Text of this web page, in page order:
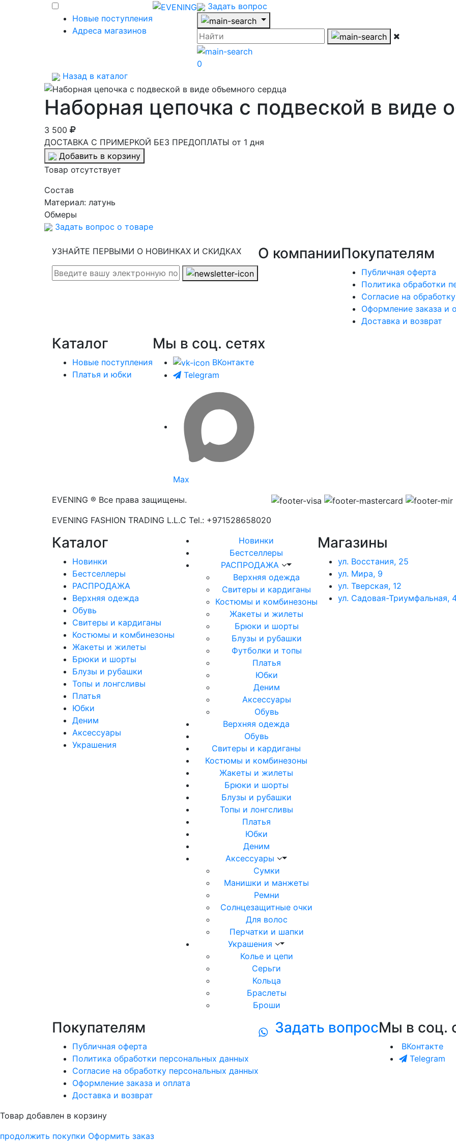
Новые поступления
Адреса магазинов
Задать вопрос
0
Назад в каталог
Наборная цепочка с подвеской в виде
3 500
ДОСТАВКА С ПРИМЕРКОЙ БЕЗ ПРЕДОПЛАТЫ от 1 дня
Добавить в корзину
Товар отсутствует
Cостав
Материал: латунь
Обмеры
Задать вопрос о товаре
УЗНАЙТЕ ПЕРВЫМИ О НОВИНКАХ И СКИДКАХ О компанииПокупателям
Публичная оферта
Политика обработки
Согласие на
Оформление заказа и
Доставка и возврат
Каталог
Новые поступления
Платья и юбки
Мы в соц. сетях
ВКонтакте
Telegram
Max
EVENING ® Все права защищены.
EVENING FASHION TRADING L.L.C Tel.: +971528658020
Каталог
Новинки
Бестселлеры
РАСПРОДАЖА
Верхняя одежда
Обувь
Свитеры и кардиганы
Костюмы и комбинезоны
Жакеты и жилеты
Брюки и шорты
Блузы и рубашки
Топы и лонгсливы
Платья
Юбки
Деним
Аксессуары
Украшения
Новинки
Бестселлеры
РАСПРОДАЖА
Верхняя одежда
Свитеры и кардиганы
Костюмы и комбинезоны
Жакеты и жилеты
Брюки и шорты
Блузы и рубашки
Футболки и топы
Платья
Юбки
Деним
Аксессуары
Обувь
Верхняя одежда
Обувь
Свитеры и кардиганы
Костюмы и комбинезоны
Жакеты и жилеты
Брюки и шорты
Блузы и рубашки
Топы и лонгсливы
Платья
Юбки
Деним
Аксессуары
Сумки
Манишки и манжеты
Ремни
Солнцезащитные очки
Для волос
Перчатки и шапки
Украшения
Колье и цепи
Серьги
Кольца
Браслеты
Броши
Магазины
ул. Восстания, 25
ул. Мира, 9
ул. Тверская, 12
ул. Садовая-Триумфальная,
Покупателям
Публичная оферта
Политика обработки персональных данных
Согласие на обработку персональных данных
Оформление заказа и оплата
Доставка и возврат
Задать вопросМы в соц.
ВКонтакте
Telegram
Товар добавлен в корзину
продолжить покупки Оформить заказ